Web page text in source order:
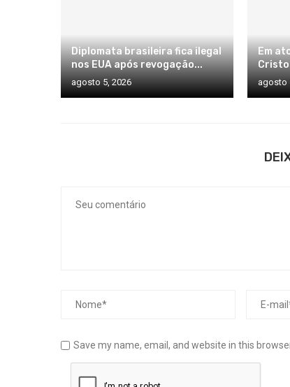
Diplomata brasileira fica ilegal
nos EUA após revogação...
agosto 5, 2026
Em
Cristo
agosto
Save my name, email, and website in this